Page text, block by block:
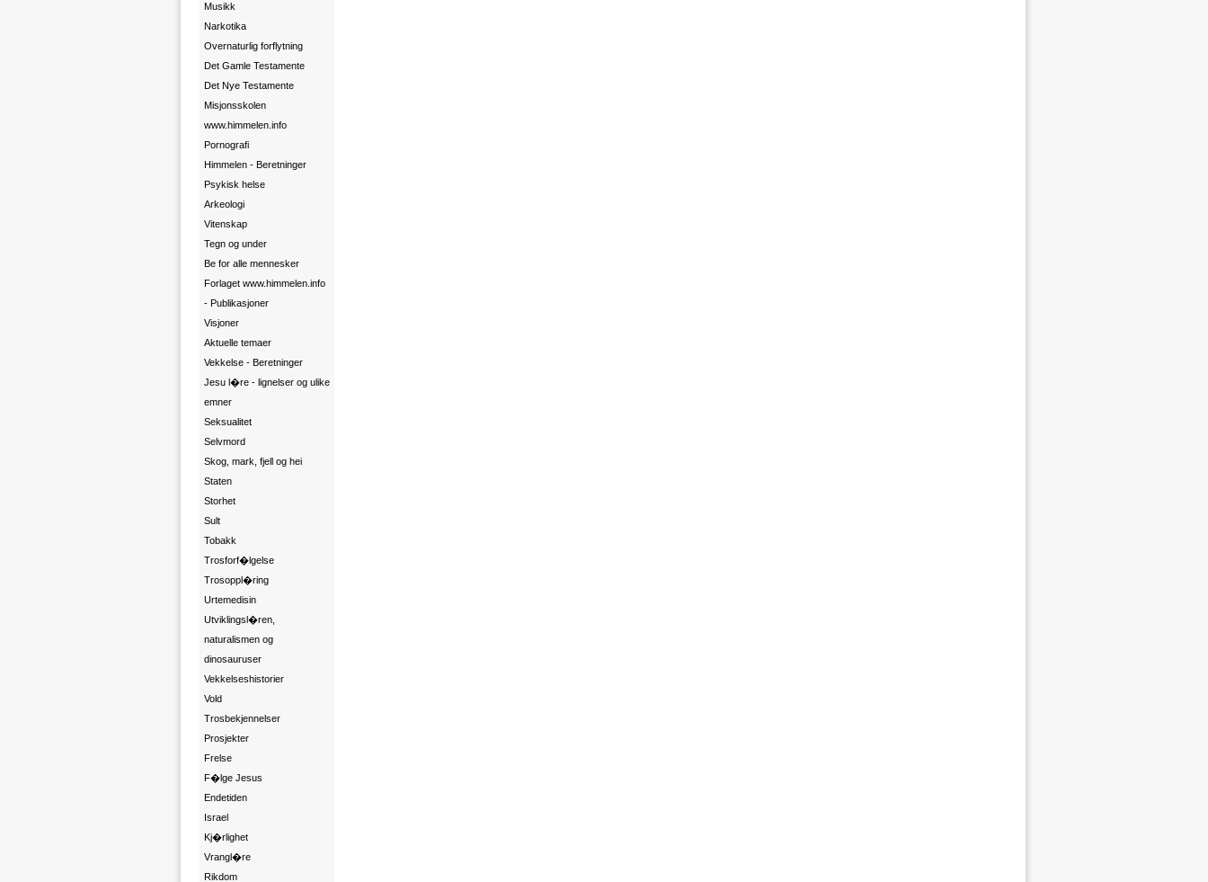
Musikk
Narkotika
Overnaturlig forflytning
Det Gamle Testamente
Det Nye Testamente
Misjonsskolen
www.himmelen.info
Pornografi
Himmelen - Beretninger
Psykisk helse
Arkeologi
Vitenskap
Tegn og under
Be for alle mennesker
Forlaget www.himmelen.info
- Publikasjoner
Visjoner
Aktuelle temaer
Vekkelse - Beretninger
Jesu l�re - lignelser og ulike
emner
Seksualitet
Selvmord
Skog, mark, fjell og hei
Staten
Storhet
Sult
Tobakk
Trosforf�lgelse
Trosoppl�ring
Urtemedisin
Utviklingsl�ren,
naturalismen og
dinosauruser
Vekkelseshistorier
Vold
Trosbekjennelser
Prosjekter
Frelse
F�lge Jesus
Endetiden
Israel
Kj�rlighet
Vrangl�re
Rikdom